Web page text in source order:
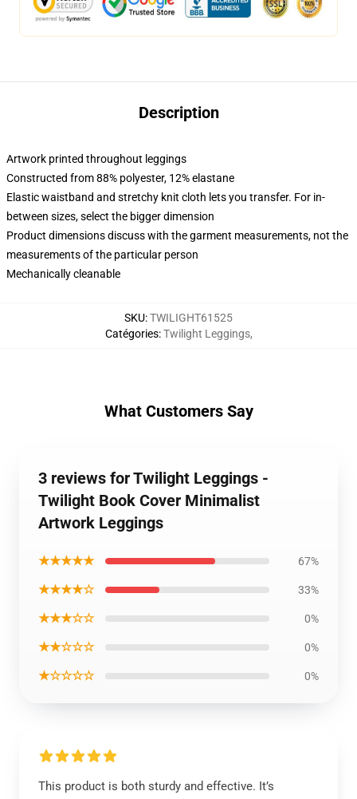
Description
Artwork printed throughout leggings
Constructed from 88% polyester, 12% elastane
Elastic waistband and stretchy knit cloth lets you transfer. For in-
between sizes, select the bigger dimension
Product dimensions discuss with the garment measurements, not the
measurements of the particular person
Mechanically cleanable
SKU:TWILIGHT61525
Catégories:Twilight Leggings,
What Customers Say
3 reviews for Twilight Leggings -
Twilight Book Cover Minimalist
Artwork Leggings
★★★★★ 67%
★★★★☆ 33%
★★★☆☆ 0%
★★☆☆☆ 0%
★☆☆☆☆ 0%
This product is both sturdy and effective. It’s